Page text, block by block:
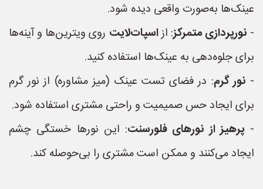
عینک‌ها به‌صورت واقعی دیده شود.
- نورپردازی متمرکز: ازاسپات‌لایت روی ویترین‌ها و آینه‌ها
برای جلوه‌دهی به عینک‌ها استفاده کنید.
- نور گرم: در فضای تست عینک (میز مشاوره) از نور گرم
برای ایجاد حس صمیمیت و راحتی مشتری استفاده شود.
-پرهیز از نورهای فلورسنت: این نورها خستگی چشم
ایجاد می‌کنند و ممکن است مشتری را بی‌حوصله کند.